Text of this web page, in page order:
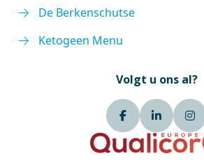
De Berkenschutse
Ketogeen Menu
Volgt u ons al?